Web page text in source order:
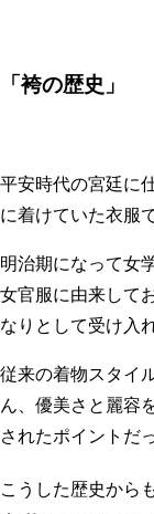
「袴の歴史」
平安時代の宮廷に
に着けていた衣服
明治期になって女
女官服に由来して
なりとして受け入
従来の着物スタイ
ん、優美さと麗容
されたポイントだ
こうした歴史から